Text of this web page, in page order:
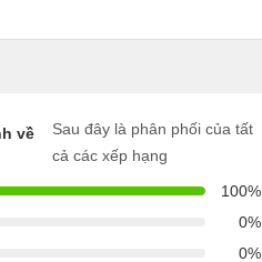
về
Sau đây là phân phối của tất
cả các xếp hạng
100%
0%
0%